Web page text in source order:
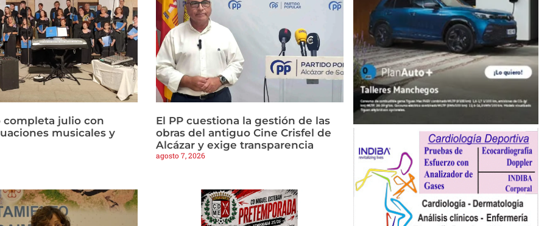
completa julio con
musicales y
El PP cuestiona la gestión de las
obras del antiguo Cine Crisfel de
Alcázar y exige transparencia
agosto 7, 2026